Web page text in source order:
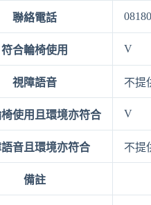
聯絡電話
符合輪椅使用 V
視障語音 不提
使用且環境亦符合 V
音且環境亦符合 不提
備註